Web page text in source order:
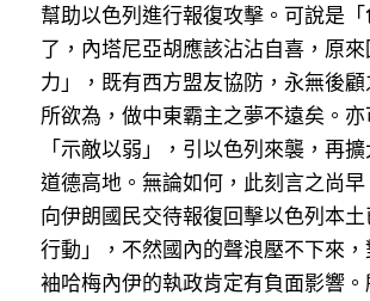
幫助以色列進行報復攻擊。可說是「
了，內塔尼亞胡應該沾沾自喜，原
力」，既有西方盟友協防，永無後
所欲為，做中東霸主之夢不遠矣。
「示敵以弱」，引以色列來襲，再
道德高地。無論如何，此刻言之尚
向伊朗國民交待報復回擊以色列本
行動」，不然國內的聲浪壓不下來
袖哈梅內伊的執政肯定有負面影響